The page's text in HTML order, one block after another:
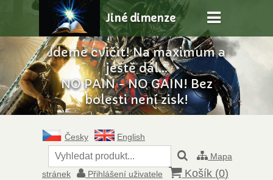
Jdeme cvičit! Na maximum a
ještě dál...
NO PAIN - NO GAIN! Bez
bolesti není zisk!
Jiné dimenze
Česky
English
Mapa
stránek
Přihlášení uživatele Košík (0)